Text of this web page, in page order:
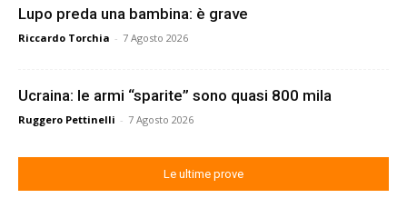
Lupo preda una bambina: è grave
Riccardo Torchia - 7 Agosto 2026
Ucraina: le armi “sparite” sono quasi 800 mila
Ruggero Pettinelli - 7 Agosto 2026
Le ultime prove